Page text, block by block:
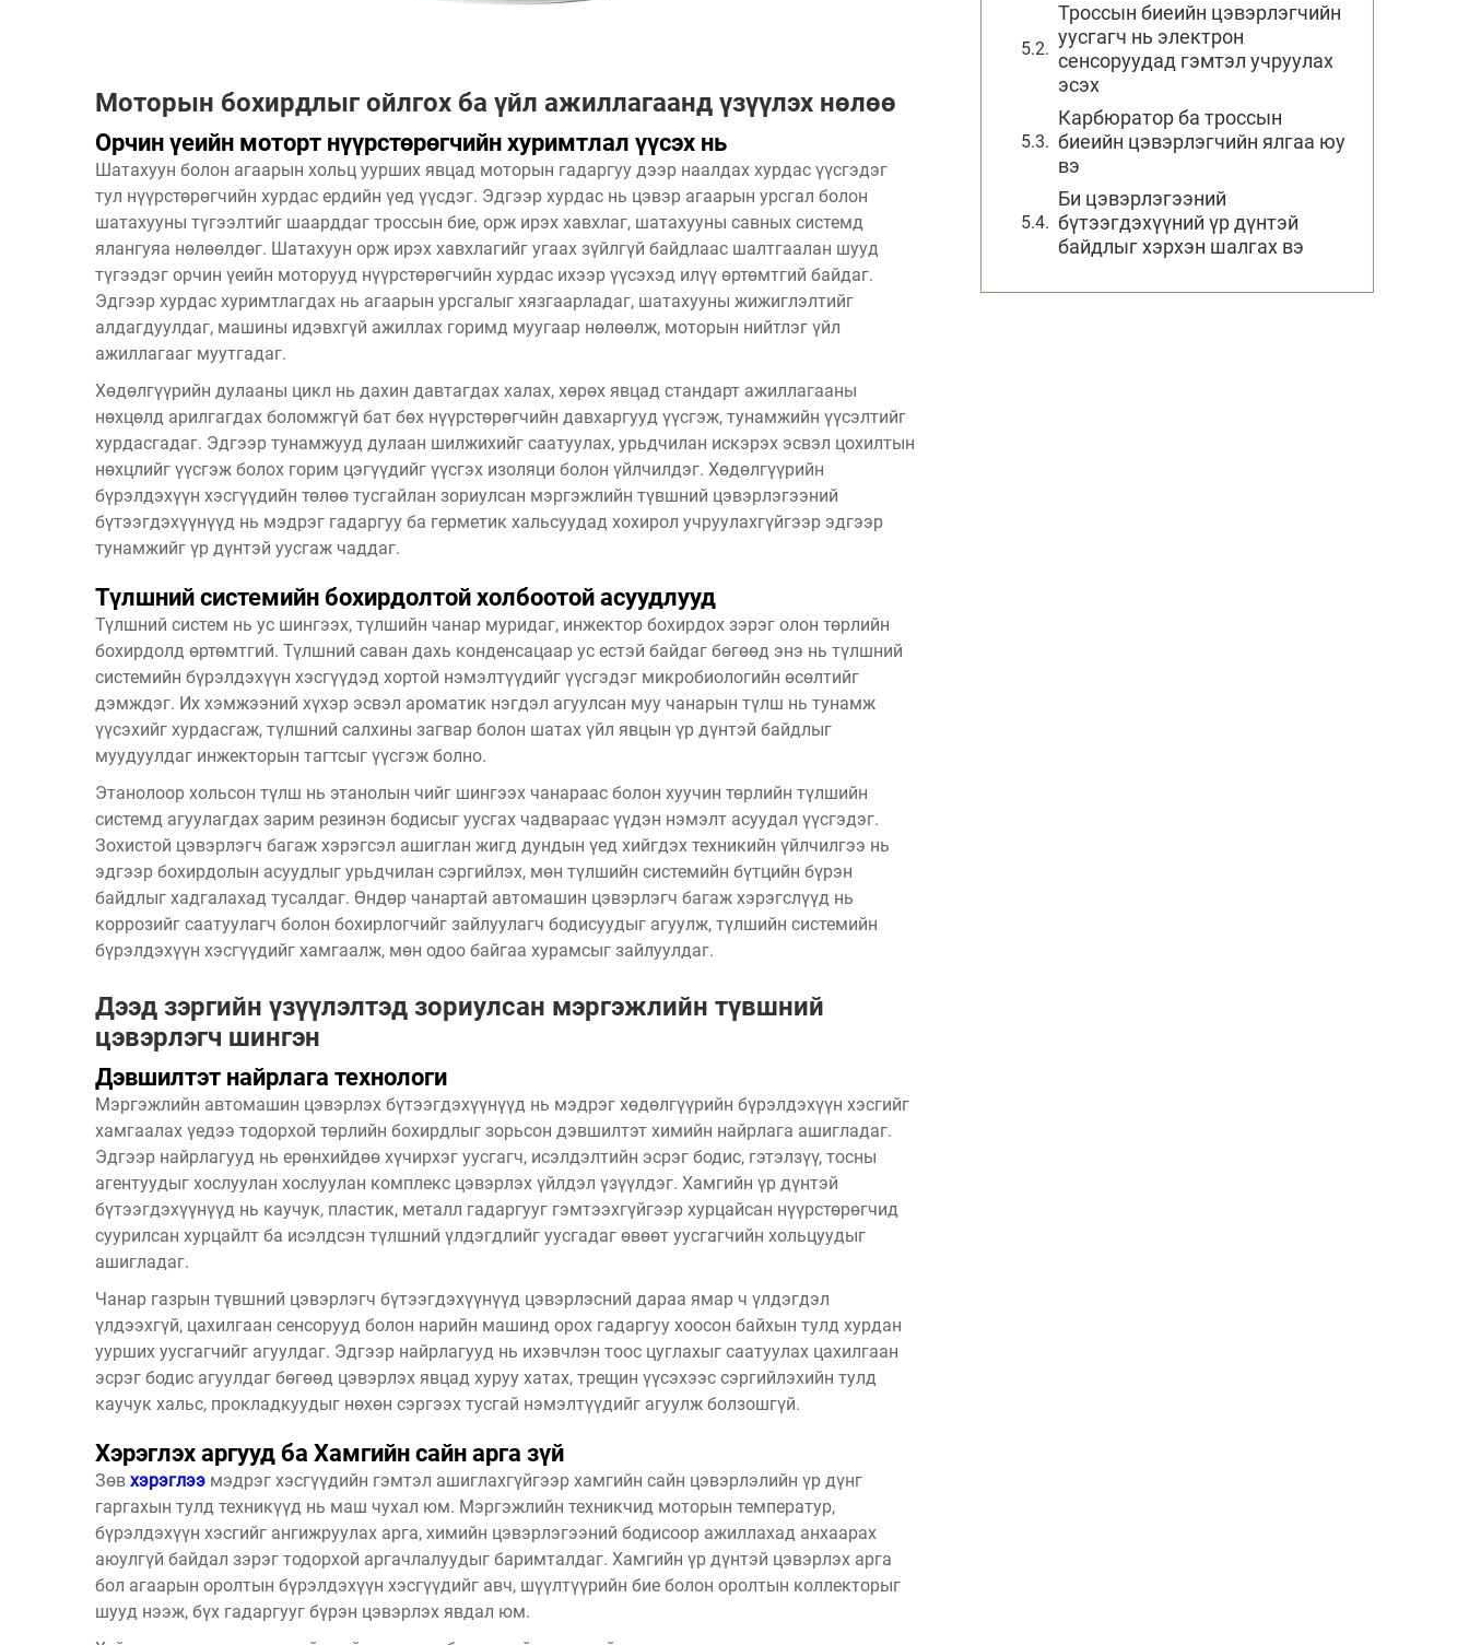
Моторын бохирдлыг ойлгох ба үйл ажиллагаанд үзүүлэх нөлөө
Орчин үеийн моторт нүүрстөрөгчийн хуримтлал үүсэх нь
Шатахуун болон агаарын хольц уурших явцад моторын гадаргуу дээр наалдах хурдас үүсгэдэг
тул нүүрстөрөгчийн хурдас ердийн үед үүсдэг. Эдгээр хурдас нь цэвэр агаарын урсгал болон
шатахууны түгээлтийг шаарддаг троссын бие, орж ирэх хавхлаг, шатахууны савных системд
ялангуяа нөлөөлдөг. Шатахуун орж ирэх хавхлагийг угаах зүйлгүй байдлаас шалтгаалан шууд
түгээдэг орчин үеийн моторууд нүүрстөрөгчийн хурдас ихээр үүсэхэд илүү өртөмтгий байдаг.
Эдгээр хурдас хуримтлагдах нь агаарын урсгалыг хязгаарладаг, шатахууны жижиглэлтийг
алдагдуулдаг, машины идэвхгүй ажиллах горимд муугаар нөлөөлж, моторын нийтлэг үйл
ажиллагааг муутгадаг.
Хөдөлгүүрийн дулааны цикл нь дахин давтагдах халах, хөрөх явцад стандарт ажиллагааны
нөхцөлд арилгагдах боломжгүй бат бөх нүүрстөрөгчийн давхаргууд үүсгэж, тунамжийн үүсэлтийг
хурдасгадаг. Эдгээр тунамжууд дулаан шилжихийг саатуулах, урьдчилан искэрэх эсвэл цохилтын
нөхцлийг үүсгэж болох горим цэгүүдийг үүсгэх изоляци болон үйлчилдэг. Хөдөлгүүрийн
бүрэлдэхүүн хэсгүүдийн төлөө тусгайлан зориулсан мэргэжлийн түвшний цэвэрлэгээний
бүтээгдэхүүнүүд нь мэдрэг гадаргуу ба герметик хальсуудад хохирол учруулахгүйгээр эдгээр
тунамжийг үр дүнтэй уусгаж чаддаг.
Түлшний системийн бохирдолтой холбоотой асуудлууд
Түлшний систем нь ус шингээх, түлшийн чанар муридаг, инжектор бохирдох зэрэг олон төрлийн
бохирдолд өртөмтгий. Түлшний саван дахь конденсацаар ус естэй байдаг бөгөөд энэ нь түлшний
системийн бүрэлдэхүүн хэсгүүдэд хортой нэмэлтүүдийг үүсгэдэг микробиологийн өсөлтийг
дэмждэг. Их хэмжээний хүхэр эсвэл ароматик нэгдэл агуулсан муу чанарын түлш нь тунамж
үүсэхийг хурдасгаж, түлшний салхины загвар болон шатах үйл явцын үр дүнтэй байдлыг
муудуулдаг инжекторын тагтсыг үүсгэж болно.
Этанолоор хольсон түлш нь этанолын чийг шингээх чанараас болон хуучин төрлийн түлшийн
системд агуулагдах зарим резинэн бодисыг уусгах чадвараас үүдэн нэмэлт асуудал үүсгэдэг.
Зохистой цэвэрлэгч багаж хэрэгсэл ашиглан жигд дундын үед хийгдэх техникийн үйлчилгээ нь
эдгээр бохирдолын асуудлыг урьдчилан сэргийлэх, мөн түлшийн системийн бүтцийн бүрэн
байдлыг хадгалахад тусалдаг. Өндөр чанартай автомашин цэвэрлэгч багаж хэрэгслүүд нь
коррозийг саатуулагч болон бохирлогчийг зайлуулагч бодисуудыг агуулж, түлшийн системийн
бүрэлдэхүүн хэсгүүдийг хамгаалж, мөн одоо байгаа хурамсыг зайлуулдаг.
Дээд зэргийн үзүүлэлтэд зориулсан мэргэжлийн түвшний
цэвэрлэгч шингэн
Дэвшилтэт найрлага технологи
Мэргэжлийн автомашин цэвэрлэх бүтээгдэхүүнүүд нь мэдрэг хөдөлгүүрийн бүрэлдэхүүн хэсгийг
хамгаалах үедээ тодорхой төрлийн бохирдлыг зорьсон дэвшилтэт химийн найрлага ашигладаг.
Эдгээр найрлагууд нь ерөнхийдөө хүчирхэг уусгагч, исэлдэлтийн эсрэг бодис, гэтэлзүү, тосны
агентуудыг хослуулан хослуулан комплекс цэвэрлэх үйлдэл үзүүлдэг. Хамгийн үр дүнтэй
бүтээгдэхүүнүүд нь каучук, пластик, металл гадаргууг гэмтээхгүйгээр хурцайсан нүүрстөрөгчид
суурилсан хурцайлт ба исэлдсэн түлшний үлдэгдлийг уусгадаг өвөөт уусгагчийн хольцуудыг
ашигладаг.
Чанар газрын түвшний цэвэрлэгч бүтээгдэхүүнүүд цэвэрлэсний дараа ямар ч үлдэгдэл
үлдээхгүй, цахилгаан сенсорууд болон нарийн машинд орох гадаргуу хоосон байхын тулд хурдан
уурших уусгагчийг агуулдаг. Эдгээр найрлагууд нь ихэвчлэн тоос цуглахыг саатуулах цахилгаан
эсрэг бодис агуулдаг бөгөөд цэвэрлэх явцад хуруу хатах, трещин үүсэхээс сэргийлэхийн тулд
каучук хальс, прокладкуудыг нөхөн сэргээх тусгай нэмэлтүүдийг агуулж болзошгүй.
Хэрэглэх аргууд ба Хамгийн сайн арга зүй
Зөв хэрэглээ мэдрэг хэсгүүдийн гэмтэл ашиглахгүйгээр хамгийн сайн цэвэрлэлийн үр дүнг
гаргахын тулд техникүүд нь маш чухал юм. Мэргэжлийн техникчид моторын температур,
бүрэлдэхүүн хэсгийг ангижруулах арга, химийн цэвэрлэгээний бодисоор ажиллахад анхаарах
аюулгүй байдал зэрэг тодорхой аргачлалуудыг баримталдаг. Хамгийн үр дүнтэй цэвэрлэх арга
бол агаарын оролтын бүрэлдэхүүн хэсгүүдийг авч, шүүлтүүрийн бие болон оролтын коллекторыг
шууд нээж, бүх гадаргууг бүрэн цэвэрлэх явдал юм.
Троссын биеийн цэвэрлэгчийн
уусгагч нь электрон
сенсоруудад гэмтэл учруулах
эсэх
Карбюратор ба троссын
биеийн цэвэрлэгчийн ялгаа юу
вэ
Би цэвэрлэгээний
бүтээгдэхүүний үр дүнтэй
байдлыг хэрхэн шалгах вэ